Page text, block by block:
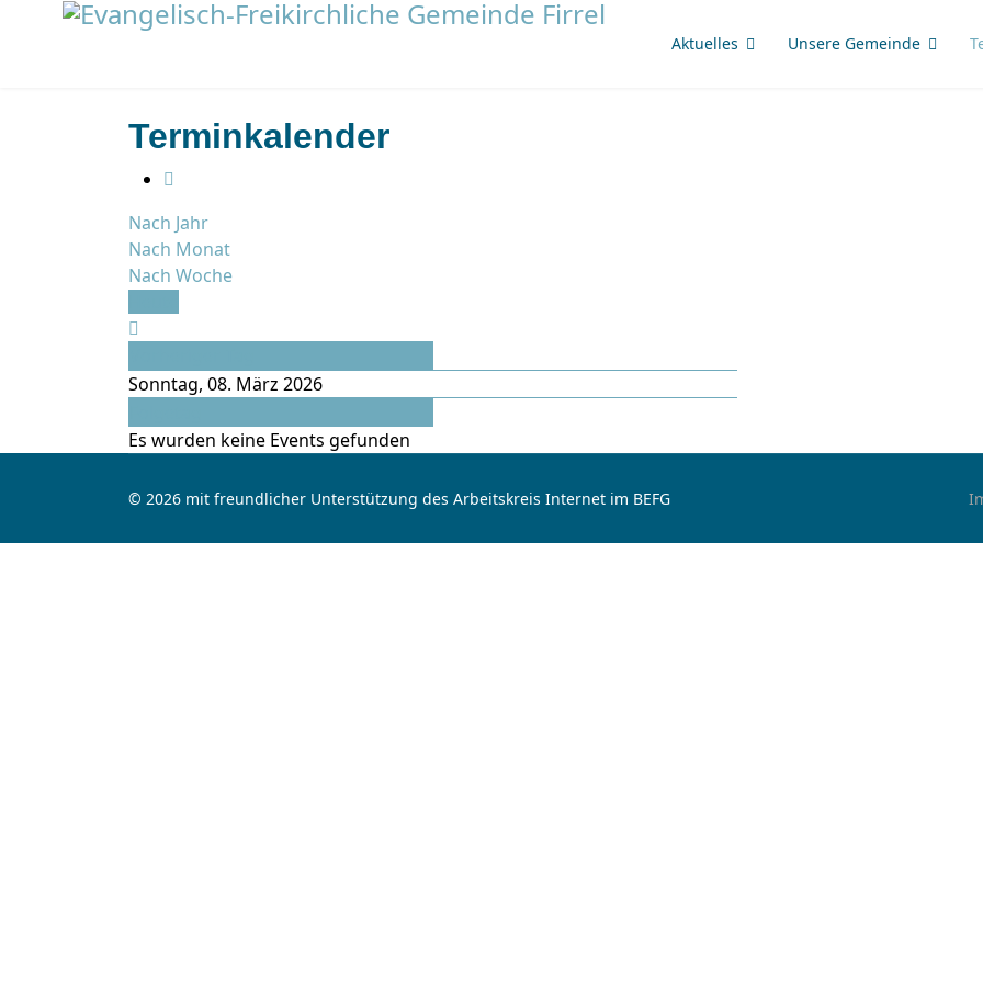
Aktuelles Unsere Gemeinde
Terminkalender
Nach Jahr
Nach Monat
Nach Woche
Sonntag, 08. März 2026
Es wurden keine Events gefunden
© 2026 mit freundlicher Unterstützung des Arbeitskreis Internet im BEFG